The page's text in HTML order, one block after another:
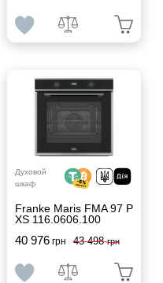
Духовой
шкаф
Franke Maris FMA 97 P
XS 116.0606.100
40 976грн 43 498грн